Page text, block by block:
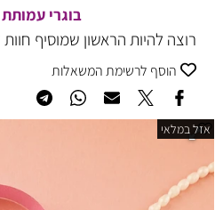
אזל במלאי
בוגרי
רוצה להיות הראשון שמוסיף
הוסף לרשימת המשאלות